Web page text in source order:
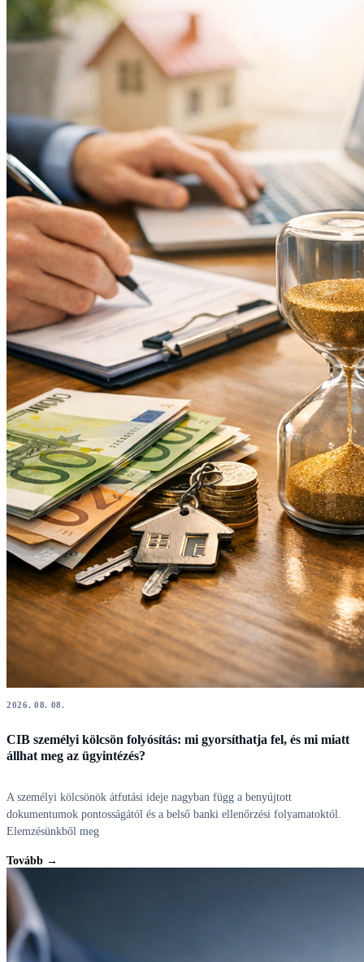
2026. 08. 08.
CIB személyi kölcsön folyósítás: mi gyorsíthatja fel, és mi miatt
állhat meg az ügyintézés?
A személyi kölcsönök átfutási ideje nagyban függ a benyújtott
dokumentumok pontosságától és a belső banki ellenőrzési folyamatoktól.
Elemzésünkből meg
Tovább →